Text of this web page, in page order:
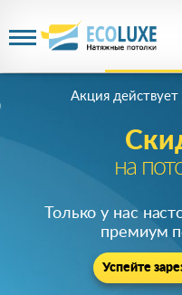
на
Акция действует
Только у нас
премиум
Успейте